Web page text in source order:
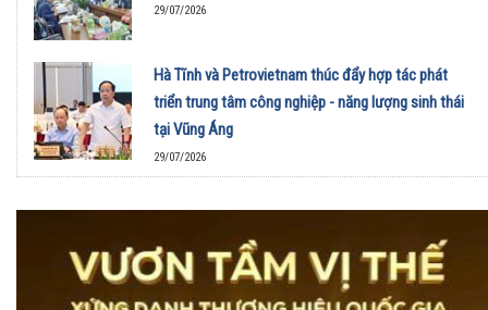
29/07/2026
Hà Tĩnh và Petrovietnam thúc đẩy hợp tác phát
triển trung tâm công nghiệp - năng lượng sinh thái
tại Vũng Áng
29/07/2026